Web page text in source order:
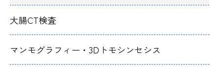
大腸CT検査
マンモグラフィー・3Dトモシンセシス